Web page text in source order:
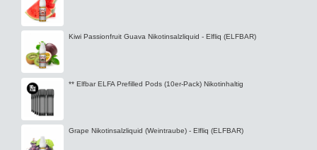
Kiwi Passionfruit Guava Nikotinsalzliquid - Elfliq (ELFBAR)
** Elfbar ELFA Prefilled Pods (10er-Pack) Nikotinhaltig
Grape Nikotinsalzliquid (Weintraube) - Elfliq (ELFBAR)